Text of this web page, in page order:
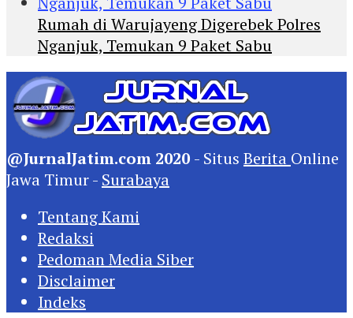
Rumah di Warujayeng Digerebek Polres
Nganjuk, Temukan 9 Paket Sabu
@JurnalJatim.com 2020 - Situs Berita Online
Jawa Timur - Surabaya
Tentang Kami
Redaksi
Pedoman Media Siber
Disclaimer
Indeks